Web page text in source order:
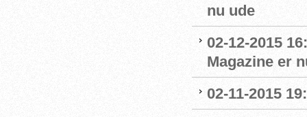
nu ude
02-12-2015
Magazine er
02-11-2015